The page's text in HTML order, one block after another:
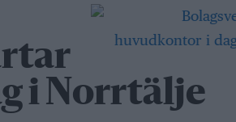
i Norrtälje